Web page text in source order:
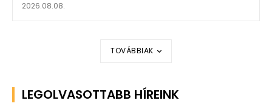
2026.08.08.
TOVÁBBIAK
LEGOLVASOTTABB HÍREINK